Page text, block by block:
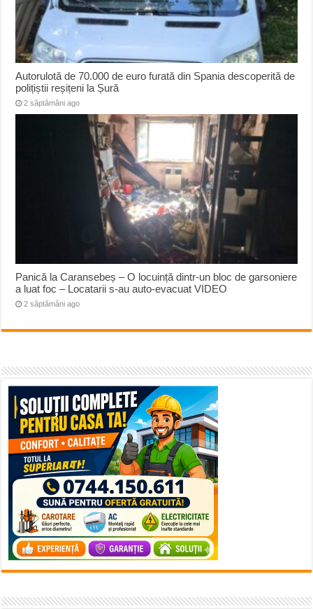
Autorulotă de 70.000 de euro furată din Spania descoperită de
polițiștii reșițeni la Șură
2 săptămâni ago
Panică la Caransebeș – O locuință dintr-un bloc de garsoniere
a luat foc – Locatarii s-au auto-evacuat VIDEO
2 săptămâni ago